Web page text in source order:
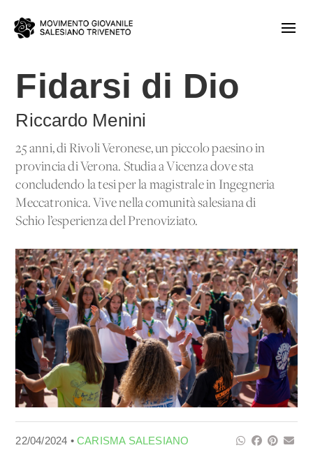
Fidarsi di Dio
Riccardo Menini
25 anni, di Rivoli Veronese, un piccolo paesino in
provincia di Verona. Studia a Vicenza dove sta
concludendo la tesi per la magistrale in Ingegneria
Meccatronica. Vive nella comunità salesiana di
Schio l’esperienza del Prenoviziato.
22/04/2024 •CARISMA SALESIANO